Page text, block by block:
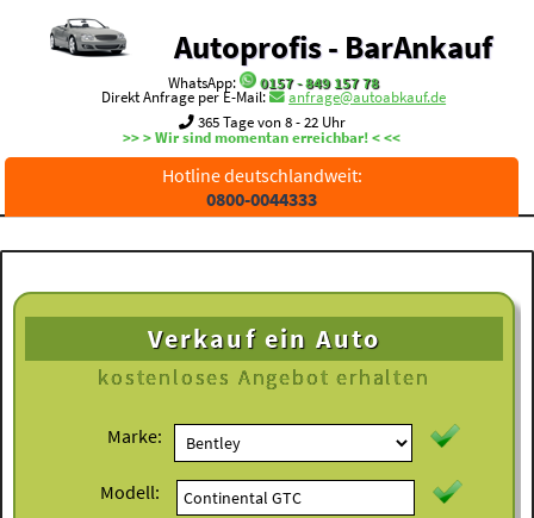
Autoprofis - BarAnkauf
WhatsApp:
0157 - 849 157 78
Direkt Anfrage per E-Mail:
anfrage@autoabkauf.de
365 Tage von 8 - 22 Uhr
>> > Wir sind momentan erreichbar! < <<
Hotline deutschlandweit:
0800-0044333
Verkauf ein Auto
kostenloses Angebot erhalten
Marke:
Modell: